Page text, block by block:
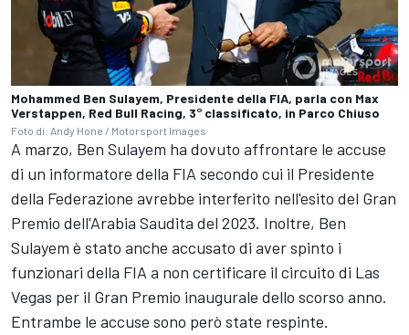
Mohammed Ben Sulayem, Presidente della FIA, parla con Max
Verstappen, Red Bull Racing, 3° classificato, in Parco Chiuso
Foto di: Andy Hone / Motorsport Images
A marzo, Ben Sulayem ha dovuto affrontare le accuse
di un informatore della FIA secondo cui il Presidente
della Federazione avrebbe interferito nell'esito del Gran
Premio dell'Arabia Saudita del 2023. Inoltre, Ben
Sulayem è stato anche accusato di aver spinto i
funzionari della FIA a non certificare il circuito di Las
Vegas per il Gran Premio inaugurale dello scorso anno.
Entrambe le accuse sono però state respinte.